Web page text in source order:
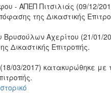
- ΑΠΕΠ Πιτσιλιάς (09/12/
της Δικαστικής
Αχερίτου (21/01/
Δικαστικής Επιτροπής.
03/2017) κατακυρώθηκε με